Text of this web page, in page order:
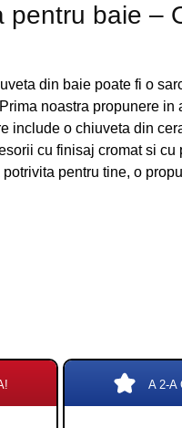
pentru baie –
din baie poate fi o
noastra propunere in
include o chiuveta din
cu finisaj cromat si
pentru tine, o
A 2-A